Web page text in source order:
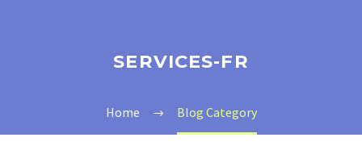
SERVICES-FR
Home Blog Category